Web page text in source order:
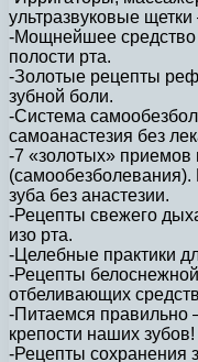
ультразвуковые
-Мощнейшее средство
полости рта.
-Золотые рецепты
зубной боли.
-Система
самоанастезия без
-7 «золотых» приемов
зуба без анастезии.
-Рецепты свежего
изо рта.
-Целебные практики
-Рецепты
отбеливающих
-Питаемся правильно
крепости наших зубов!
-Рецепты сохранения